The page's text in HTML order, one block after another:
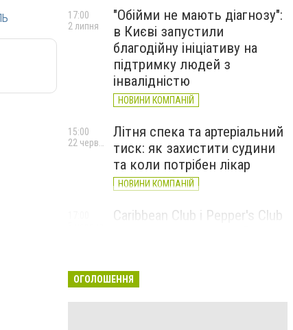
"Обійми не мають діагнозу":
в Києві запустили
благодійну ініціативу на
підтримку людей з
інвалідністю
НОВИНИ КОМПАНІЙ
17:00
2 липня
Літня спека та артеріальний
тиск: як захистити судини
та коли потрібен лікар
НОВИНИ КОМПАНІЙ
15:00
Caribbean Club і Pepper's Club
НОВИНИ КОМПАНІЙ
ОГОЛОШЕННЯ